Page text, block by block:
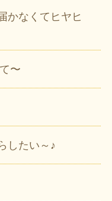
かなくてヒヤヒ
〜
したい～♪